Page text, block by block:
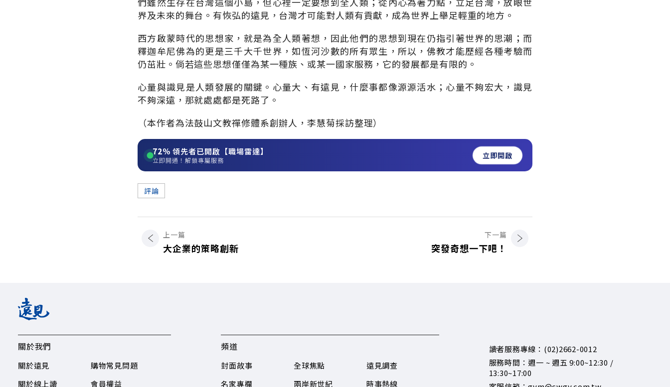
界及未來的舞台。有恢弘的遠見，台灣才可能對人類有貢獻，成為世界上舉足輕重的地方。
西方啟蒙時代的思想家，就是為全人類著想，因此他們的思想到現在仍指引著世界的思潮；而
釋迦牟尼佛為的更是三千大千世界，如恆河沙數的所有眾生，所以，佛教才能歷經各種考驗而
仍茁壯。倘若這些思想僅僅為某一種族、或某一國家服務，它的發展都是有限的。
心量與識見是人類發展的關鍵。心量大、有遠見，什麼事都像源源活水；心量不夠宏大，識見
不夠深遠，那就處處都是死路了。
（本作者為法鼓山文教禪修體系創辦人，李慧菊採訪整理）
72% 領先者已開啟【職場雷達】
立即開通！解鎖專屬服務 立即開啟
評論
上一篇
大企業的策略創新
下一篇
突發奇想一下吧！
關於我們
關於遠見
關於線上讀
購物常見問題
會員權益
頻道
封面故事
名家專欄
全球焦點
兩岸新世紀
遠見調查
時事熱線
讀者服務專線：(02)2662-0012
服務時間：週一 ~ 週五 9:00~12:30 /
13:30~17:00